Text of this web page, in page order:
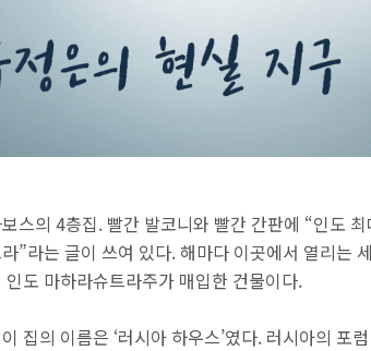
스의 4층집. 빨간 발코니와 빨간 간판에 “인도
”라는 글이 쓰여 있다. 해마다 이곳에서 열리는
인도 마하라슈트라주가 매입한 건물이다.
집의 이름은 ‘러시아 하우스’였다. 러시아의 포